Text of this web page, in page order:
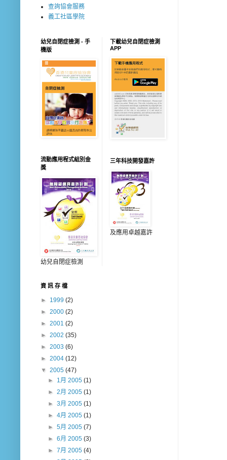
查詢協會服務
義工社區學院
幼兒自閉症檢測 - 手
機版
流動應用程式組別金
獎
幼兒自閉症檢測
下載幼兒自閉症檢測
APP
三年科技開發嘉許
及應用卓越嘉許
資 訊 存 檔
► 1999 (2)
► 2000 (2)
► 2001 (2)
► 2002 (35)
► 2003 (6)
► 2004 (12)
▼ 2005 (47)
► 1月 2005(1)
►2月 2005(1)
►3月 2005(1)
►4月 2005(1)
►5月 2005(7)
►6月 2005(3)
►7月 2005(4)